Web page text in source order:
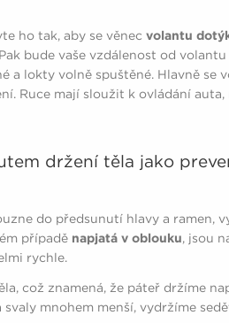
ho tak, aby se věnec volantu
bude vaše vzdálenost od
a lokty volně spuštěné. Hlavně se
Ruce mají sloužit k ovládání auta,
držení těla jako
do předsunutí hlavy a ramen,
případě napjatá v oblouku, jsou
rychle.
což znamená, že páteř držíme
mnohem menší, vydržíme